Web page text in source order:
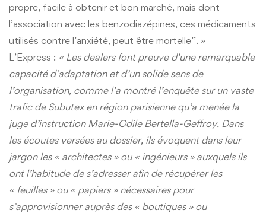
propre, facile à obtenir et bon marché, mais dont
l’association avec les benzodiazépines, ces médicaments
utilisés contre l’anxiété, peut être mortelle’’. »
L’Express : « Les dealers font preuve d’une remarquable
capacité d’adaptation et d’un solide sens de
l’organisation, comme l’a montré l’enquête sur un vaste
trafic de Subutex en région parisienne qu’a menée la
juge d’instruction Marie-Odile Bertella-Geffroy. Dans
les écoutes versées au dossier, ils évoquent dans leur
jargon les « architectes » ou « ingénieurs » auxquels ils
ont l’habitude de s’adresser afin de récupérer les
« feuilles » ou « papiers » nécessaires pour
s’approvisionner auprès des « boutiques » ou